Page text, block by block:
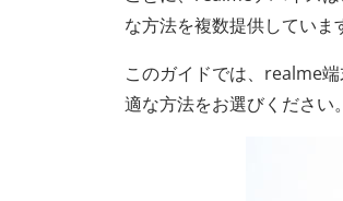
な方法を複数提供していま
このガイドでは、realme
適な方法をお選びください。